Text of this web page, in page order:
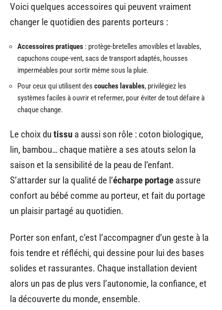
Voici quelques accessoires qui peuvent vraiment
changer le quotidien des parents porteurs :
Accessoires pratiques : protège-bretelles amovibles et lavables,
capuchons coupe-vent, sacs de transport adaptés, housses
imperméables pour sortir même sous la pluie.
Pour ceux qui utilisent des couches lavables, privilégiez les
systèmes faciles à ouvrir et refermer, pour éviter de tout défaire à
chaque change.
Le choix du tissu a aussi son rôle : coton biologique,
lin, bambou… chaque matière a ses atouts selon la
saison et la sensibilité de la peau de l’enfant.
S’attarder sur la qualité de l’écharpe portage assure
confort au bébé comme au porteur, et fait du portage
un plaisir partagé au quotidien.
Porter son enfant, c’est l’accompagner d’un geste à la
fois tendre et réfléchi, qui dessine pour lui des bases
solides et rassurantes. Chaque installation devient
alors un pas de plus vers l’autonomie, la confiance, et
la découverte du monde, ensemble.